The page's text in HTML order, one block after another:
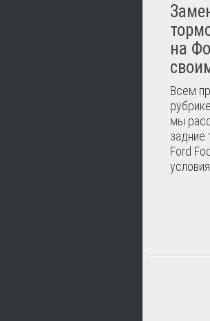
на
Всем
мы
задние
Ford